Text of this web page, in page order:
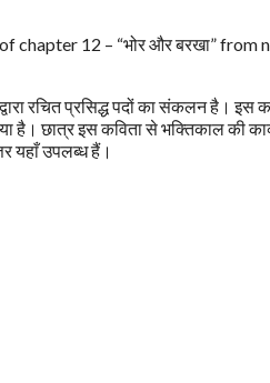
chapter 12 – “भोर और बरखा” from
रचित प्रसिद्ध पदों का संकलन है। इस
है। छात्र इस कविता से भक्तिकाल की
यहाँ उपलब्ध हैं।